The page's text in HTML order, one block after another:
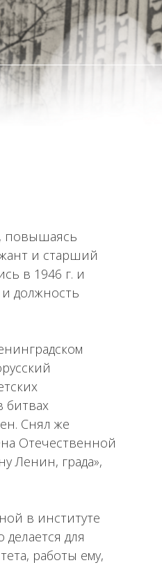
повышаясь
и старший
в 1946 г. и
должность
битвах
Снял же
Отечественной
Ленин, града»,
в институте
для
работы ему,